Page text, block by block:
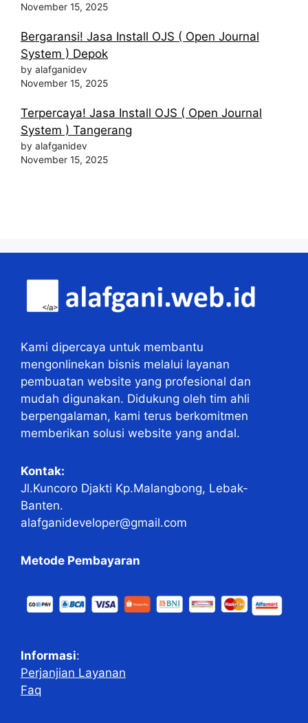
November 15, 2025
Bergaransi! Jasa Install OJS ( Open Journal
System ) Depok
by alafganidev
November 15, 2025
Terpercaya! Jasa Install OJS ( Open Journal
System ) Tangerang
by alafganidev
November 15, 2025
Kami dipercaya untuk membantu
mengonlinekan bisnis melalui layanan
pembuatan website yang profesional dan
mudah digunakan. Didukung oleh tim ahli
berpengalaman, kami terus berkomitmen
memberikan solusi website yang andal.
Kontak:
Jl.Kuncoro Djakti Kp.Malangbong, Lebak-
Banten.
alafganideveloper@gmail.com
Metode Pembayaran
Informasi:
Perjanjian Layanan
Faq